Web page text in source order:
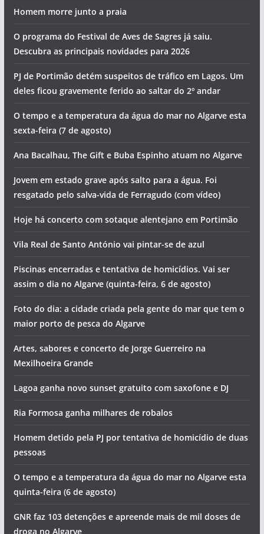
Homem morre junto a praia
O programa do Festival de Aves de Sagres já saiu.
Descubra as principais novidades para 2026
PJ de Portimão detém suspeitos de tráfico em Lagos. Um
deles ficou gravemente ferido ao saltar do 2º andar
O tempo e a temperatura da água do mar no Algarve esta
sexta-feira (7 de agosto)
Ana Bacalhau, The Gift e Buba Espinho atuam no Algarve
Jovem em estado grave após salto para a água. Foi
resgatado pelo salva-vida de Ferragudo (com vídeo)
Hoje há concerto com sotaque alentejano em Portimão
Vila Real de Santo António vai pintar-se de azul
Piscinas encerradas e tentativa de homicídios. Vai ser
assim o dia no Algarve (quinta-feira, 6 de agosto)
Foto do dia: a cidade criada pela gente do mar que tem o
maior porto de pesca do Algarve
Artes, sabores e concerto de Jorge Guerreiro na
Mexilhoeira Grande
Lagoa ganha novo sunset gratuito com saxofone e DJ
Ria Formosa ganha milhares de robalos
Homem detido pela PJ por tentativa de homicídio de duas
pessoas
O tempo e a temperatura da água do mar no Algarve esta
quinta-feira (6 de agosto)
GNR faz 103 detenções e apreende mais de mil doses de
droga no Algarve